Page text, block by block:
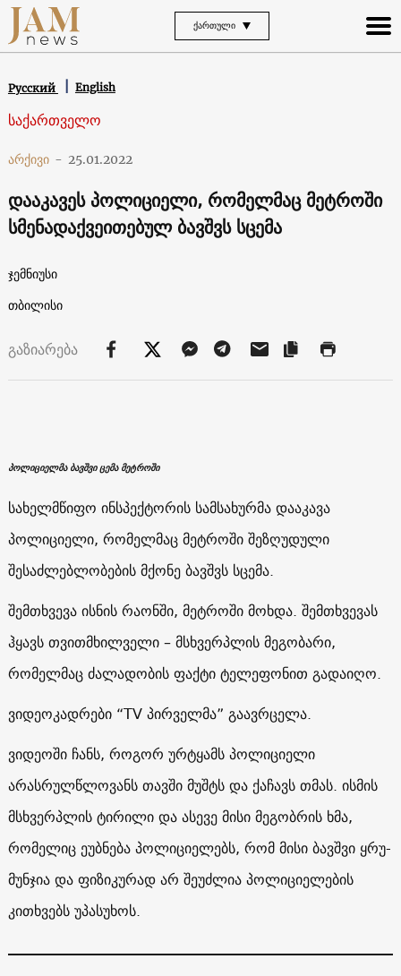
ᲥᲐᲠᲗᲣᲚᲘ
Русский English
საქართველო
არქივი - 25.01.2022
დააკავეს პოლიციელი, რომელმაც მეტროში
სმენადაქვეითებულ ბავშვს სცემა
ჯემნიუსი
თბილისი
გაზიარება
პოლიციელმა ბავშვი ცემა მეტროში
სახელმწიფო ინსპექტორის სამსახურმა დააკავა
პოლიციელი, რომელმაც მეტროში შეზღუდული
შესაძლებლობების მქონე ბავშვს სცემა.
შემთხვევა ისნის რაონში, მეტროში მოხდა. შემთხვევას
ჰყავს თვითმხილველი – მსხვერპლის მეგობარი,
რომელმაც ძალადობის ფაქტი ტელეფონით გადაიღო.
ვიდეოკადრები “TV პირველმა” გაავრცელა.
ვიდეოში ჩანს, როგორ ურტყამს პოლიციელი
არასრულწლოვანს თავში მუშტს და ქაჩავს თმას. ისმის
მსხვერპლის ტირილი და ასევე მისი მეგობრის ხმა,
რომელიც ეუბნება პოლიციელებს, რომ მისი ბავშვი ყრუ-
მუნჯია და ფიზიკურად არ შეუძლია პოლიციელების
კითხვებს უპასუხოს.